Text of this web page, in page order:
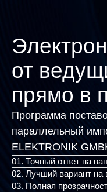
от
прямо в
Программа
параллельный
ELEKTRONIK
01. Точный ответ на
02. Лучший вариант на
03. Полная